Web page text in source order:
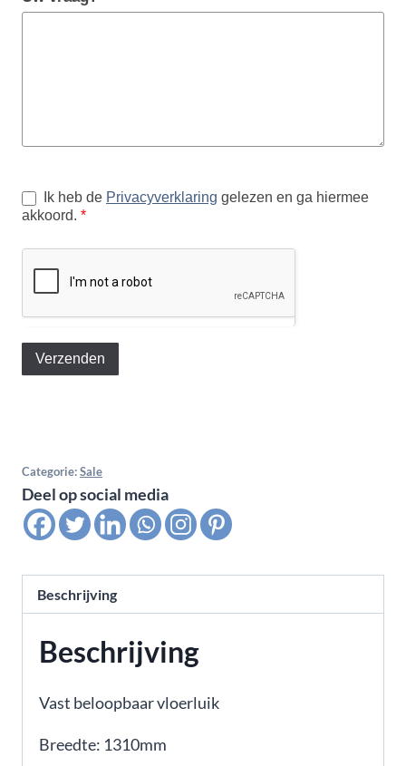
formaat
Ik heb de Privacyverklaring gelezen en ga hiermee
akkoord. *
Verzenden
Categorie: Sale
Deel op social media
Beschrijving
Beschrijving
Vast beloopbaar vloerluik
Breedte: 1310mm